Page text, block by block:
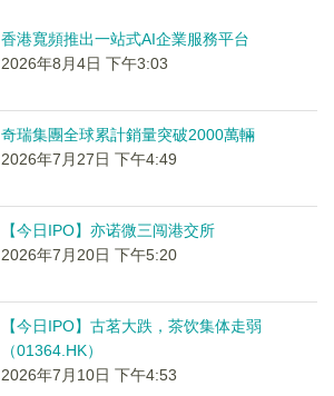
香港寬頻推出一站式AI企業服務平台
2026年8月4日 下午3:03
奇瑞集團全球累計銷量突破2000萬輛
2026年7月27日 下午4:49
【今日IPO】亦诺微三闯港交所
2026年7月20日 下午5:20
【今日IPO】古茗大跌，茶饮集体走弱
（01364.HK）
2026年7月10日 下午4:53